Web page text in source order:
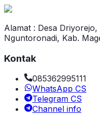
Alamat : Desa Driyorejo,
Nguntoronadi, Kab.
Kontak
085362995111
WhatsApp CS
Telegram CS
Channel info